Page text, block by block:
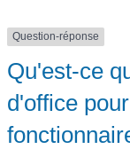
Question-réponse
Qu'est-ce
d'office